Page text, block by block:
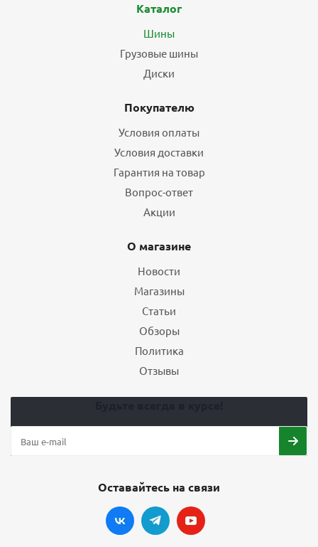
Каталог
Шины
Грузовые шины
Диски
Покупателю
Условия оплаты
Условия доставки
Гарантия на товар
Вопрос-ответ
Акции
О магазине
Новости
Магазины
Статьи
Обзоры
Политика
Отзывы
Оставайтесь на связи